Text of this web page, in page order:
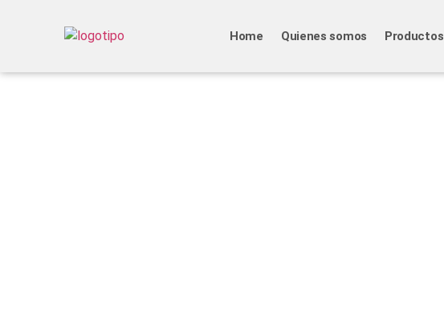
Home Quienes somos Productos